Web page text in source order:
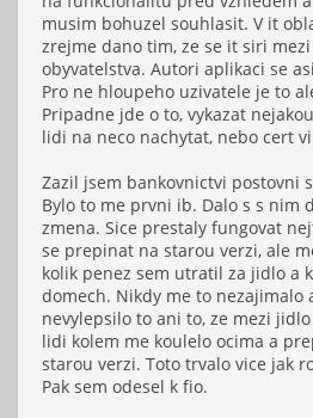
musim bohuzel souhlasit. V it
zrejme dano tim, ze se it siri
obyvatelstva. Autori aplikaci se
Pro ne hloupeho uzivatele je to
Pripadne jde o to, vykazat
lidi na neco nachytat, nebo cert
Zazil jsem bankovnictvi postovni
Bylo to me prvni ib. Dalo s s nim
zmena. Sice prestaly fungovat
se prepinat na starou verzi, ale
kolik penez sem utratil za jidlo a
domech. Nikdy me to nezajimalo
nevylepsilo to ani to, ze mezi
lidi kolem me koulelo ocima a
starou verzi. Toto trvalo vice jak
Pak sem odesel k fio.